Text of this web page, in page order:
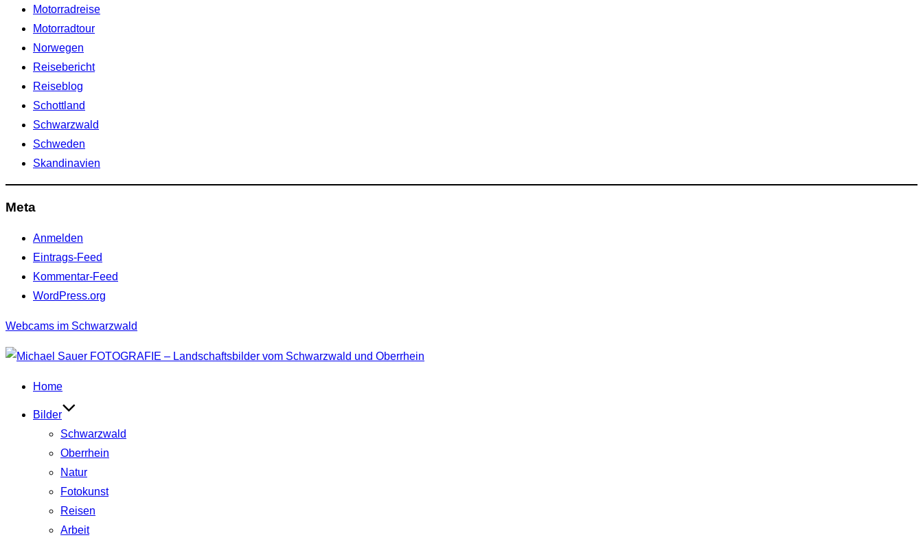
Motorradreise
Motorradtour
Norwegen
Reisebericht
Reiseblog
Schottland
Schwarzwald
Schweden
Skandinavien
Meta
Anmelden
Eintrags-Feed
Kommentar-Feed
WordPress.org
Webcams im Schwarzwald
Zum
springen
Home
Bilder
Schwarzwald
Oberrhein
Natur
Fotokunst
Reisen
Arbeit